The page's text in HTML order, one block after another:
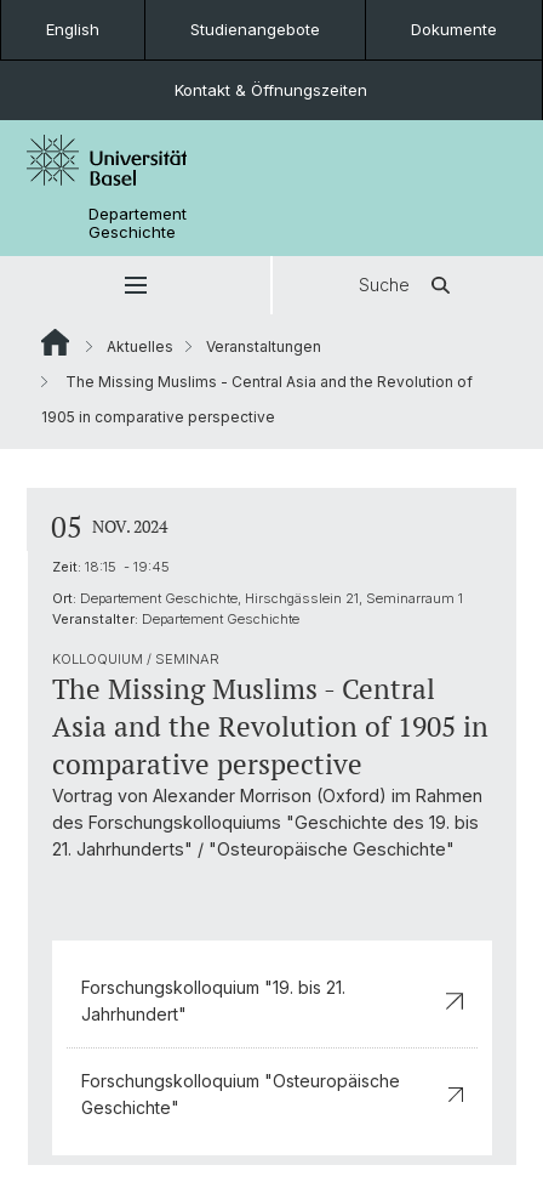
English Studienangebote Dokumente
Kontakt & Öffnungszeiten
Departement
Geschichte
Suche
Aktuelles
Veranstaltungen
The Missing Muslims - Central Asia and the Revolution of
1905 in comparative perspective
05 NOV. 2024
Zeit: 18:15 - 19:45
Ort: Departement Geschichte, Hirschgässlein 21, Seminarraum 1
Veranstalter: Departement Geschichte
KOLLOQUIUM / SEMINAR
The Missing Muslims - Central
Asia and the Revolution of 1905 in
comparative perspective
Vortrag von Alexander Morrison (Oxford) im Rahmen
des Forschungskolloquiums "Geschichte des 19. bis
21. Jahrhunderts" / "Osteuropäische Geschichte"
Forschungskolloquium "19. bis 21.
Jahrhundert"
Forschungskolloquium "Osteuropäische
Geschichte"